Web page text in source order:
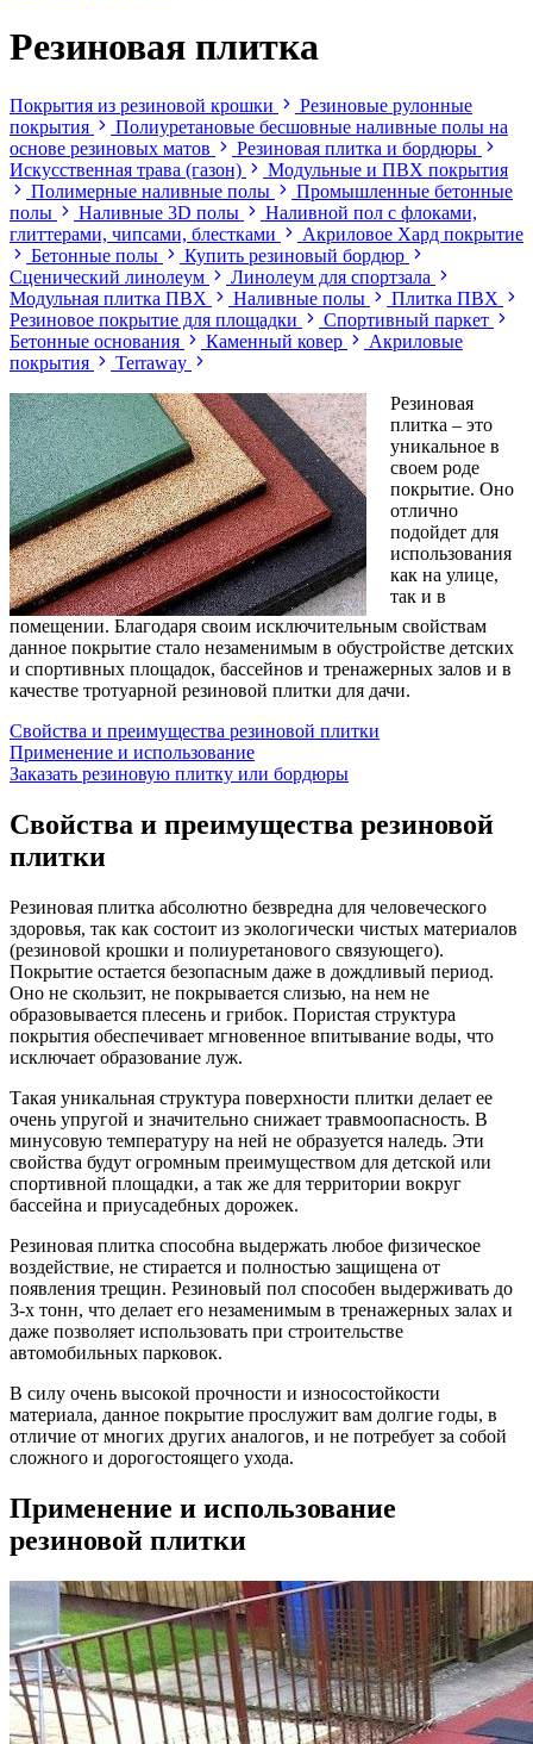
Резиновая плитка
Покрытия из резиновой крошки
Резиновые рулонные
покрытия
Полиуретановые бесшовные наливные полы на
основе резиновых матов
Резиновая плитка и бордюры
Искусственная трава (газон)
Модульные и ПВХ покрытия
Полимерные наливные полы
Промышленные бетонные
полы
Наливные 3D полы
Наливной пол с флоками,
глиттерами, чипсами, блестками
Акриловое Хард покрытие
Бетонные полы
Купить резиновый бордюр
Сценический линолеум
Линолеум для спортзала
Модульная плитка ПВХ
Наливные полы
Плитка ПВХ
Резиновое покрытие для площадки
Спортивный паркет
Бетонные основания
Каменный ковер
Акриловые
покрытия
Terraway
Резиновая
плитка – это
уникальное в
своем роде
покрытие. Оно
отлично
подойдет для
использования
как на улице,
так и в
помещении. Благодаря своим исключительным свойствам
данное покрытие стало незаменимым в обустройстве детских
и спортивных площадок, бассейнов и тренажерных залов и в
качестве тротуарной резиновой плитки для дачи.
Свойства и преимущества резиновой плитки
Применение и использование
Заказать резиновую плитку или бордюры
Свойства и преимущества резиновой
плитки
Резиновая плитка абсолютно безвредна для человеческого
здоровья, так как состоит из экологически чистых материалов
(резиновой крошки и полиуретанового связующего).
Покрытие остается безопасным даже в дождливый период.
Оно не скользит, не покрывается слизью, на нем не
образовывается плесень и грибок. Пористая структура
покрытия обеспечивает мгновенное впитывание воды, что
исключает образование луж.
Такая уникальная структура поверхности плитки делает ее
очень упругой и значительно снижает травмоопасность. В
минусовую температуру на ней не образуется наледь. Эти
свойства будут огромным преимуществом для детской или
спортивной площадки, а так же для территории вокруг
бассейна и приусадебных дорожек.
Резиновая плитка способна выдержать любое физическое
воздействие, не стирается и полностью защищена от
появления трещин. Резиновый пол способен выдерживать до
3-х тонн, что делает его незаменимым в тренажерных залах и
даже позволяет использовать при строительстве
автомобильных парковок.
В силу очень высокой прочности и износостойкости
материала, данное покрытие прослужит вам долгие годы, в
отличие от многих других аналогов, и не потребует за собой
сложного и дорогостоящего ухода.
Применение и использование
резиновой плитки